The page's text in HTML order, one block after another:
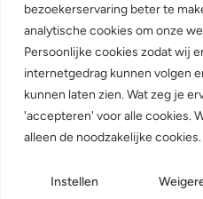
bezoekerservaring beter te
analytische cookies om onze
Persoonlijke cookies zodat wij
internetgedrag kunnen volgen
kunnen laten zien. Wat zeg je
'accepteren' voor alle cookies.
alleen de noodzakelijke cookies.
Instellen
Algemene
© 2026 Mi Toetie